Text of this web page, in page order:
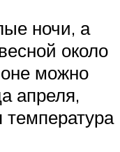
ночи, а
около
можно
апреля,
температура